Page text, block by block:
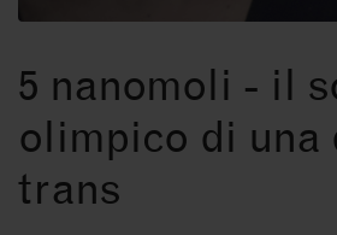
5 nanomoli - il
olimpico di una
trans